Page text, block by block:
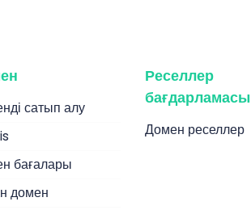
сатып алу
бағалары
домен
Реселлер
бағдарламасы
Домен реселлер